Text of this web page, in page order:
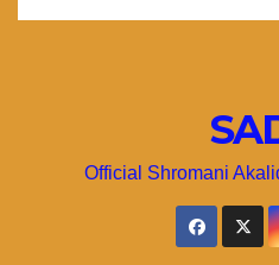
Official Shromani